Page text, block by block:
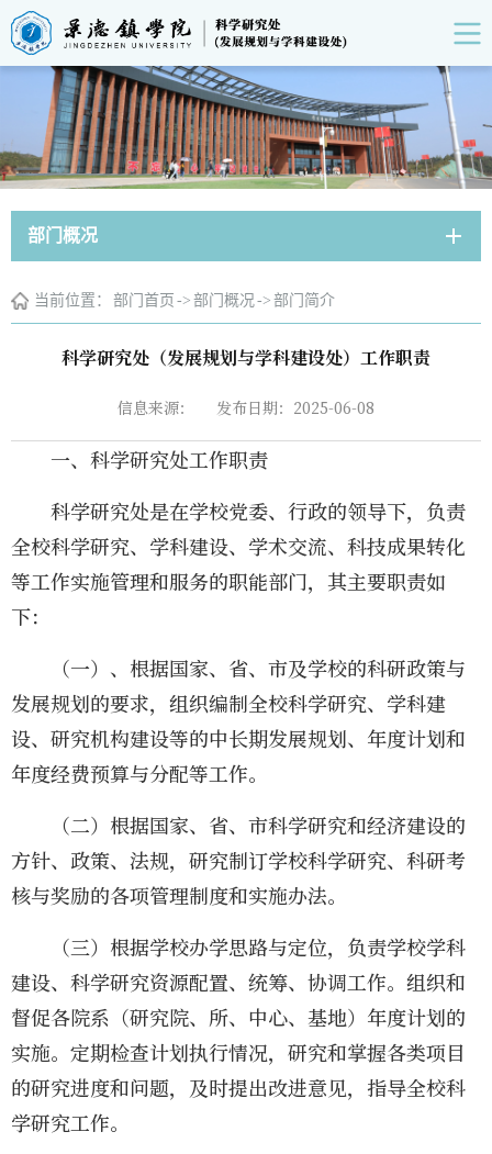
部门概况
当前位置： 部门首页 -> 部门概况-> 部门简介
科学研究处（发展规划与学科建设处）工作职责
信息来源： 发布日期：2025-06-08
一、科学研究处工作职责
科学研究处是在学校党委、行政的领导下，负责
全校科学研究、学科建设、学术交流、科技成果转化
等工作实施管理和服务的职能部门，其主要职责如
下：
（一）、根据国家、省、市及学校的科研政策与
发展规划的要求，组织编制全校科学研究、学科建
设、研究机构建设等的中长期发展规划、年度计划和
年度经费预算与分配等工作。
（二）根据国家、省、市科学研究和经济建设的
方针、政策、法规，研究制订学校科学研究、科研考
核与奖励的各项管理制度和实施办法。
（三）根据学校办学思路与定位，负责学校学科
建设、科学研究资源配置、统筹、协调工作。组织和
督促各院系（研究院、所、中心、基地）年度计划的
实施。定期检查计划执行情况，研究和掌握各类项目
的研究进度和问题，及时提出改进意见，指导全校科
学研究工作。